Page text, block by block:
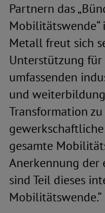
Partnern das
Mobilitätswende“
Metall freut sich
Unterstützung
umfassenden
und
Transformation
gesamte
Anerkennung der
sind Teil dieses
Mobilitätswende.“